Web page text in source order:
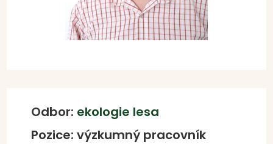
Odbor: ekologie lesa
Pozice: výzkumný pracovník